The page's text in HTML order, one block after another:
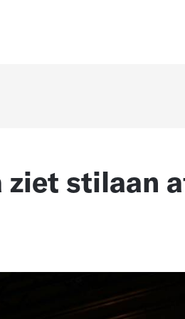
ziet stilaan